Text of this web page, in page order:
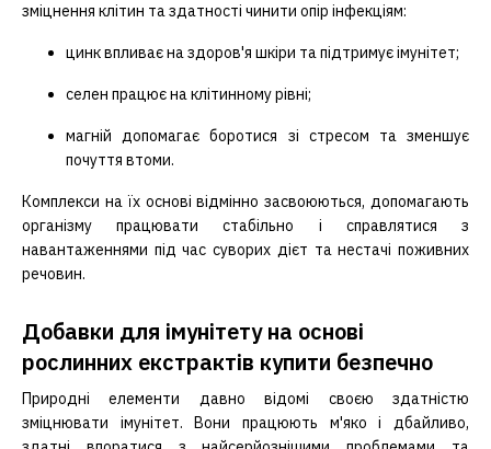
зміцнення клітин та здатності чинити опір інфекціям:
цинк впливає на здоров'я шкіри та підтримує імунітет;
селен працює на клітинному рівні;
магній допомагає боротися зі стресом та зменшує
почуття втоми.
Комплекси на їх основі відмінно засвоюються, допомагають
організму працювати стабільно і справлятися з
навантаженнями під час суворих дієт та нестачі поживних
речовин.
Добавки для імунітету на основі
рослинних екстрактів купити безпечно
Природні елементи давно відомі своєю здатністю
зміцнювати імунітет. Вони працюють м'яко і дбайливо,